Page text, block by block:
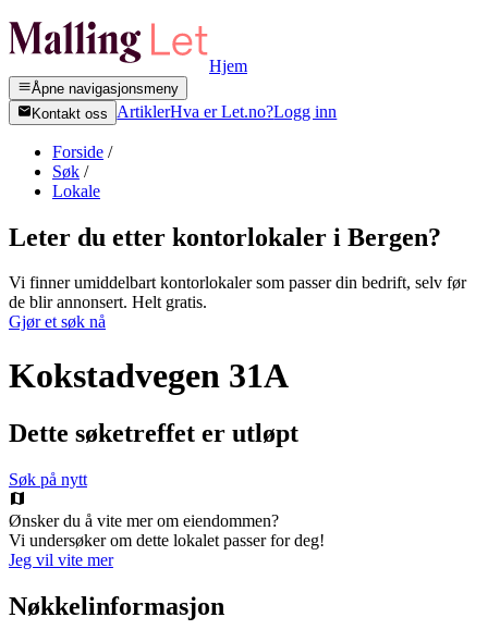
Hjem
Åpne navigasjonsmeny
Kontakt oss
ArtiklerHva er Let.no?Logg inn
Forside /
Søk /
Lokale
Leter du etter kontorlokaler i Bergen?
Vi finner umiddelbart kontorlokaler som passer din bedrift, selv før
de blir annonsert. Helt gratis.
Gjør et søk nå
Kokstadvegen 31A
Dette søketreffet er utløpt
Søk på nytt
Ønsker du å vite mer om eiendommen?
Vi undersøker om dette lokalet passer for deg!
Jeg vil vite mer
Nøkkelinformasjon